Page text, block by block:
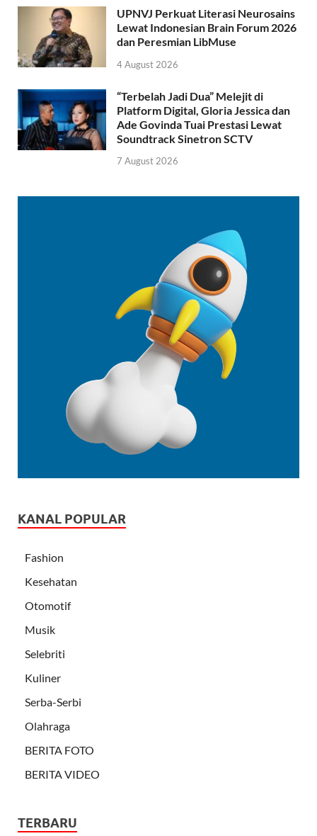
UPNVJ Perkuat Literasi Neurosains
Lewat Indonesian Brain Forum 2026
dan Peresmian LibMuse
4 August 2026
“Terbelah Jadi Dua” Melejit di
Platform Digital, Gloria Jessica dan
Ade Govinda Tuai Prestasi Lewat
Soundtrack Sinetron SCTV
7 August 2026
KANAL POPULAR
Fashion
Kesehatan
Otomotif
Musik
Selebriti
Kuliner
Serba-Serbi
Olahraga
BERITA FOTO
BERITA VIDEO
TERBARU